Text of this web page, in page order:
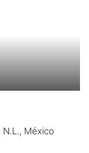
N.L., México